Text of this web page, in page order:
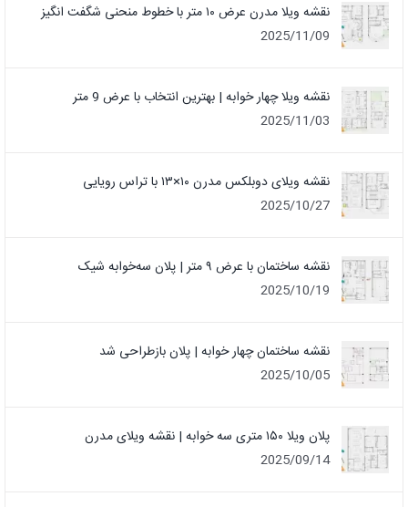
نقشه ویلا مدرن عرض ۱۰ متر با خطوط منحنی شگفت انگیز
2025/11/09
نقشه ویلا چهار خوابه | بهترین انتخاب با عرض 9 متر
2025/11/03
نقشه ویلای دوبلکس مدرن ۱۰×۱۳ با تراس رویایی
2025/10/27
نقشه ساختمان با عرض ۹ متر | پلان سه‌خوابه شیک
2025/10/19
نقشه ساختمان چهار خوابه | پلان بازطراحی شد
2025/10/05
پلان ویلا ۱۵۰ متری سه خوابه | نقشه ویلای مدرن
2025/09/14